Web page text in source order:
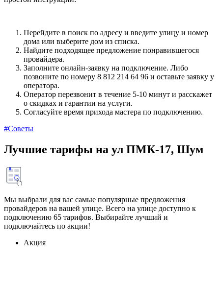
Перейдите в поиск по адресу и введите улицу и номер
дома или выберите дом из списка.
Найдите подходящее предложение понравившегося
провайдера.
Заполните онлайн-заявку на подключение. Либо
позвоните по номеру 8 812 214 64 96 и оставьте заявку у
оператора.
Оператор перезвонит в течение 5-10 минут и расскажет
о скидках и гарантии на услуги.
Согласуйте время прихода мастера по подключению.
#Советы
Лучшие тарифы на ул ПМК-17, Шум
Мы выбрали для вас самые популярные предложения
провайдеров на вашей улице. Всего на улице доступно к
подключению 65 тарифов. Выбирайте лучший и
подключайтесь по акции!
Акция